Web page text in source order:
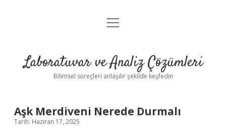
Anasayfa
Yasal Uyarı
menüyü
Laboratuvar ve Analiz Çözümleri
Bilimsel süreçleri anlaşılır şekilde keşfedin
Aşk Merdiveni Nerede Durmalı
Tarih: Haziran 17, 2025